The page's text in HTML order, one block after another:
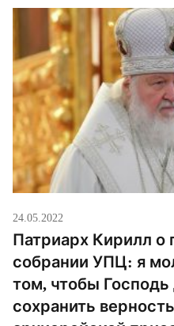
24.05.2022
Патриарх Кирилл
собрании УПЦ: я
том, чтобы
сохранить